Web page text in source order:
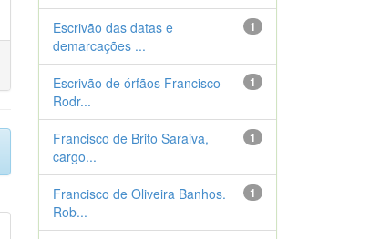
1
Escrivão das datas e
demarcações ...
1
Escrivão de órfãos Francisco
Rodr...
1
Francisco de Brito Saraiva,
cargo...
1
Francisco de Oliveira Banhos.
Rob...